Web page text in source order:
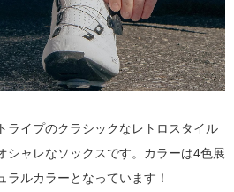
ライプのクラシックなレトロスタイル
シャレなソックスです。カラーは4色展
ラルカラーとなっています！